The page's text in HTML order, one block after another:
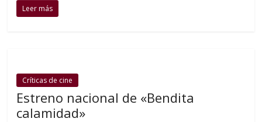
Leer más
Críticas de cine
Estreno nacional de «Bendita
calamidad»